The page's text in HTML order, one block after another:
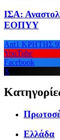
ΙΣΑ:
ΕΟΠΥΥ
Ant1 ΚΡΗΤΗΣ
YouTube
Facebook
X
Ελλάδα